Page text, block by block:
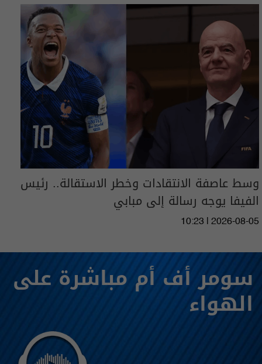
وسط عاصفة الانتقادات وخطر الاستقالة.. رئيس
الفيفا يوجه رسالة إلى مبابي
10:23 | 2026-08-05
سومر أف أم مباشرة على
الهواء